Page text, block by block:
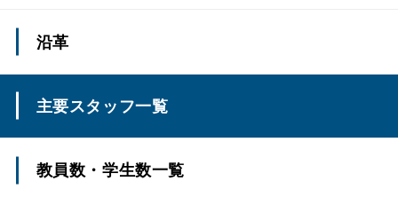
沿革
主要スタッフ一覧
教員数・学生数一覧